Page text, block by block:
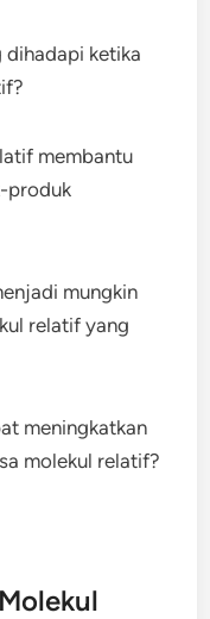
ketika
membantu
produk
mungkin
relatif yang
meningkatkan
molekul relatif?